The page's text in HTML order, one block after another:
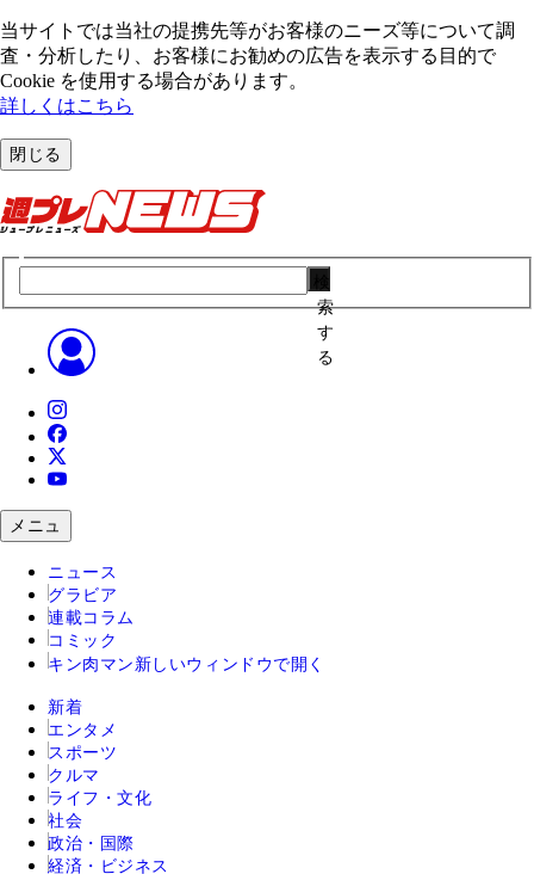
当サイトでは当社の提携先等がお客様のニーズ等について調
査・分析したり、お客様にお勧めの広告を表⽰する⽬的で
Cookie を使⽤する場合があります。
詳しくはこちら
閉じる
索
す
る
メニュ
ニュース
グラビア
連載コラム
コミック
キン肉マン 新しいウィンドウで開く
新着
エンタメ
スポーツ
クルマ
ライフ・文化
社会
政治・国際
経済・ビジネス